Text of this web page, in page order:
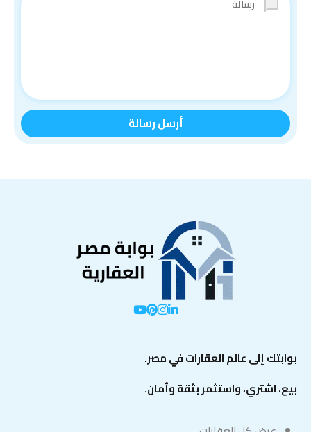
بوابتك إلى عالم العقارات في مصر.
بيع، اشتري، واستثمر بثقة وأمان.